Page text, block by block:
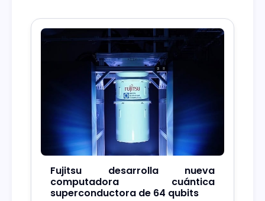
Fujitsu desarrolla nueva
computadora cuántica
superconductora de 64 qubits